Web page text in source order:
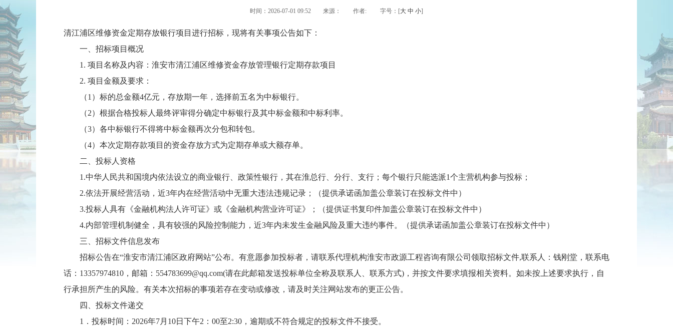
时间：2026-07-01 09:52 来源： 作者: 字号：[大 中 小]
清江浦区维修资金定期存放银行项目进行招标，现将有关事项公告如下：
一、招标项目概况
1. 项目名称及内容：淮安市清江浦区维修资金存放管理银行定期存款项目
2. 项目金额及要求：
（1）标的总金额4亿元，存放期一年，选择前五名为中标银行。
（2）根据合格投标人最终评审得分确定中标银行及其中标金额和中标利率。
（3）各中标银行不得将中标金额再次分包和转包。
（4）本次定期存款项目的资金存放方式为定期存单或大额存单。
二、投标人资格
1.中华人民共和国境内依法设立的商业银行、政策性银行，其在淮总行、分行、支行；每个银行只能选派1个主营机构参与投标；
2.依法开展经营活动，近3年内在经营活动中无重大违法违规记录；（提供承诺函加盖公章装订在投标文件中）
3.投标人具有《金融机构法人许可证》或《金融机构营业许可证》；（提供证书复印件加盖公章装订在投标文件中）
4.内部管理机制健全，具有较强的风险控制能力，近3年内未发生金融风险及重大违约事件。（提供承诺函加盖公章装订在投标文件中）
三、招标文件信息发布
招标公告在“淮安市清江浦区政府网站”公布。有意愿参加投标者，请联系代理机构淮安市政源工程咨询有限公司领取招标文件,联系人：钱刚堂，联系电
话：13357974810，邮箱：554783699@qq.com(请在此邮箱发送投标单位全称及联系人、联系方式)，并按文件要求填报相关资料。如未按上述要求执行，自
行承担所产生的风险。有关本次招标的事项若存在变动或修改，请及时关注网站发布的更正公告。
四、投标文件递交
1．投标时间：2026年7月10日下午2：00至2:30，逾期或不符合规定的投标文件不接受。